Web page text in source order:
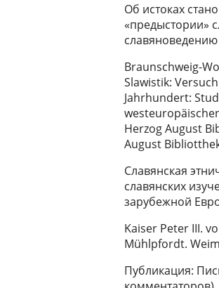
Об истоках
«предыстории»
Braunschweig-
Slawistik:
Jahrhundert:
Herzog August
August
Славянская
славянских
зарубежной
Kaiser Peter III.
Mühlpfordt.
Публикация: